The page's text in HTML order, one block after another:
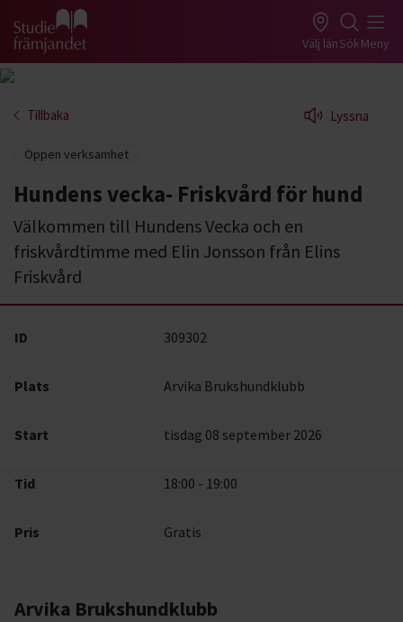
Gå till studiefrämjandets startsida Välj länSökMeny
Tillbaka Lyssna
Öppen verksamhet
Hundens vecka- Friskvård för hund
Välkommen till Hundens Vecka och en
friskvårdtimme med Elin Jonsson från Elins
Friskvård
ID 309302
Plats Arvika Brukshundklubb
Start tisdag 08 september 2026
Tid 18:00 - 19:00
Pris Gratis
Arvika Brukshundklubb